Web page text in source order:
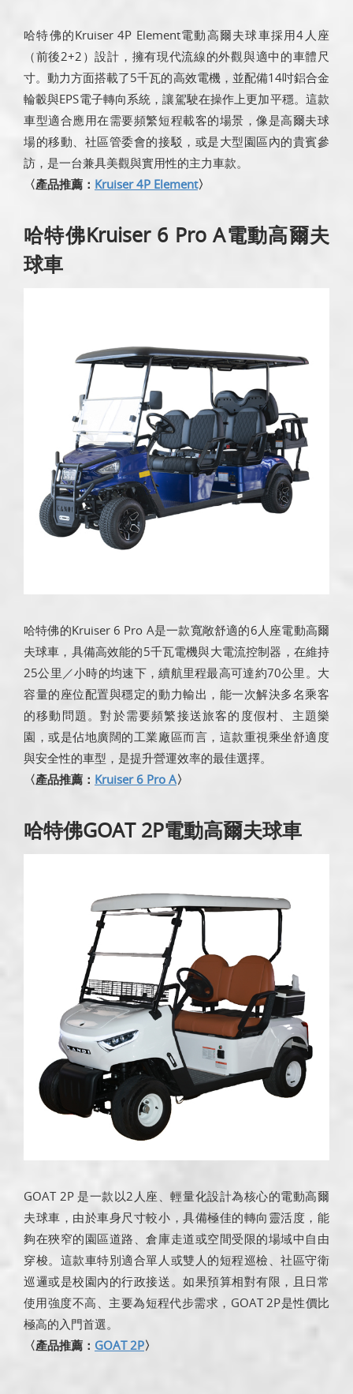
哈特佛的Kruiser 4P Element電動高爾夫球車採用4人座
（前後2+2）設計，擁有現代流線的外觀與適中的車體尺
寸。動力方面搭載了5千瓦的高效電機，並配備14吋鋁合金
輪轂與EPS電子轉向系統，讓駕駛在操作上更加平穩。這款
車型適合應用在需要頻繁短程載客的場景，像是高爾夫球
場的移動、社區管委會的接駁，或是大型園區內的貴賓參
訪，是一台兼具美觀與實用性的主力車款。
〈產品推薦： Kruiser 4P Element〉
哈特佛Kruiser 6 Pro A電動高爾夫
球車
哈特佛的Kruiser 6 Pro A是一款寬敞舒適的6人座電動高爾
夫球車，具備高效能的5千瓦電機與大電流控制器，在維持
25公里／小時的均速下，續航里程最高可達約70公里。大
容量的座位配置與穩定的動力輸出，能一次解決多名乘客
的移動問題。對於需要頻繁接送旅客的度假村、主題樂
園，或是佔地廣闊的工業廠區而言，這款重視乘坐舒適度
與安全性的車型，是提升營運效率的最佳選擇。
〈產品推薦： Kruiser 6 Pro A〉
哈特佛GOAT 2P電動高爾夫球車
GOAT 2P 是一款以2人座、輕量化設計為核心的電動高爾
夫球車，由於車身尺寸較小，具備極佳的轉向靈活度，能
夠在狹窄的園區道路、倉庫走道或空間受限的場域中自由
穿梭。這款車特別適合單人或雙人的短程巡檢、社區守衛
巡邏或是校園內的行政接送。如果預算相對有限，且日常
使用強度不高、主要為短程代步需求，GOAT 2P是性價比
極高的入門首選。
〈產品推薦： GOAT 2P〉